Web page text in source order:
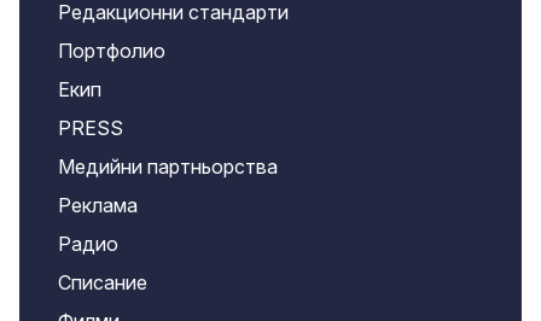
Редакционни стандарти
Портфолио
Екип
PRESS
Медийни партньорства
Реклама
Радио
Списание